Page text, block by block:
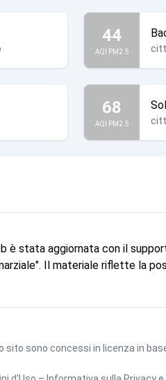
44
AQI PM2.5
68
AQI PM2.5
è stata aggiornata con il
Il materiale riflette la
sono concessi in licenza in